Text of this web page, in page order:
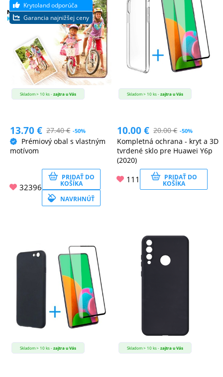
MATKA
DRONY
DIELŇA
A
ZÁHRADA
Skladom > 10 ks -zajtra u Vás
13.70€ 27.40€ -50%
Prémiový obal s vlastným
motívom
32396
PRIDAŤ DO
KOŠÍKA
NAVRHNÚŤ
Skladom > 10 ks -zajtra u Vás
10.00€ 20.00€ -50%
Kompletná ochrana - kryt a 3D
tvrdené sklo pre Huawei Y6p
(2020)
111 PRIDAŤ DO
KOŠÍKA
Skladom > 10 ks -zajtra u Vás Skladom > 10 ks -zajtra u Vás